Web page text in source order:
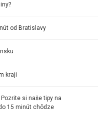
od Bratislavy
kraji
si naše tipy na
15 minút chôdze